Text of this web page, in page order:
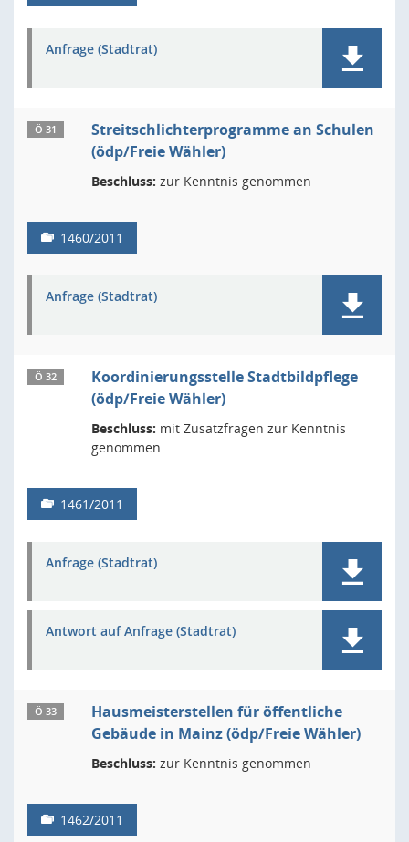
Anfrage (Stadtrat)
Ö 31
Streitschlichterprogramme an Schulen
(ödp/Freie Wähler)
Beschluss: zur Kenntnis genommen
1460/2011
Anfrage (Stadtrat)
Ö 32
Koordinierungsstelle Stadtbildpflege
(ödp/Freie Wähler)
Beschluss: mit Zusatzfragen zur Kenntnis
genommen
1461/2011
Anfrage (Stadtrat)
Antwort auf Anfrage (Stadtrat)
Ö 33
Hausmeisterstellen für öffentliche
Gebäude in Mainz (ödp/Freie Wähler)
Beschluss: zur Kenntnis genommen
1462/2011